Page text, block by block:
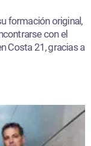
formación original,
con el
Costa 21, gracias a